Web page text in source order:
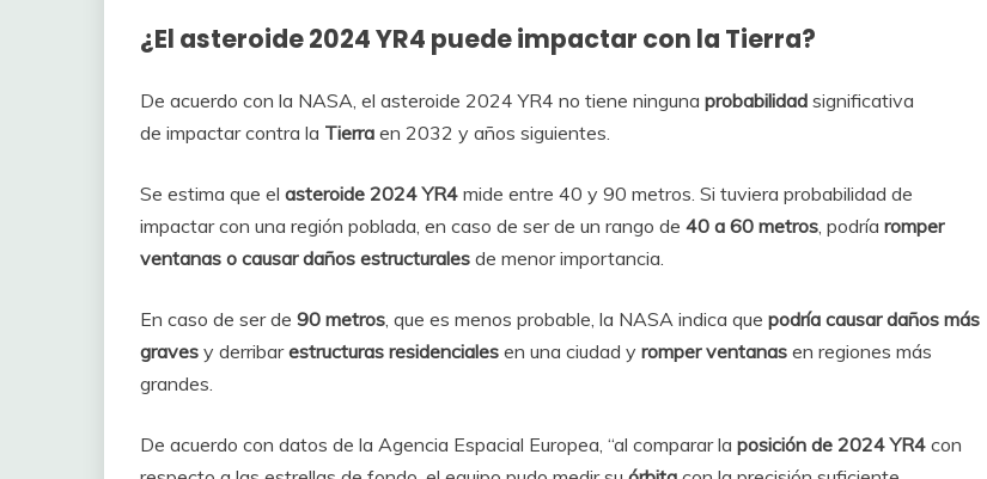
¿El asteroide 2024 YR4 puede impactar con la Tierra?
De acuerdo con la NASA, el asteroide 2024 YR4 no tiene ninguna probabilidad significativa
de impactar contra la Tierra en 2032 y años siguientes.
Se estima que el asteroide 2024 YR4 mide entre 40 y 90 metros. Si tuviera probabilidad de
impactar con una región poblada, en caso de ser de un rango de 40 a 60 metros, podría romper
ventanas o causar daños estructurales de menor importancia.
En caso de ser de 90 metros, que es menos probable, la NASA indica que podría causar daños más
graves y derribarestructuras residenciales en una ciudad y romper ventanas en regiones más
grandes.
De acuerdo con datos de la Agencia Espacial Europea, “al comparar la posición de 2024 YR4 con